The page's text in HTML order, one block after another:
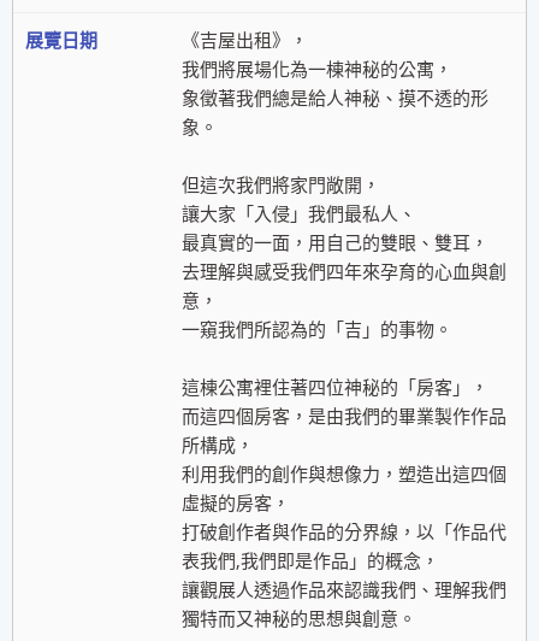
《吉屋出租》，
我們將展場化為一棟神秘的公寓，
象徵著我們總是給人神秘、摸不透的形
象。
但這次我們將家門敞開，
讓大家「入侵」我們最私人、
最真實的一面，用自己的雙眼、雙耳，
去理解與感受我們四年來孕育的心血與創
意，
一窺我們所認為的「吉」的事物。
這棟公寓裡住著四位神秘的「房客」，
而這四個房客，是由我們的畢業製作作品
所構成，
利用我們的創作與想像力，塑造出這四個
虛擬的房客，
打破創作者與作品的分界線，以「作品代
表我們,我們即是作品」的概念，
讓觀展人透過作品來認識我們、理解我們
獨特而又神秘的思想與創意。